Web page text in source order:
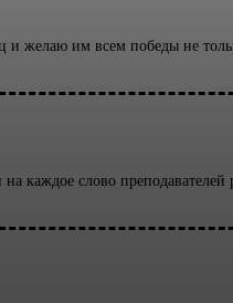
и желаю им всем победы не
каждое слово